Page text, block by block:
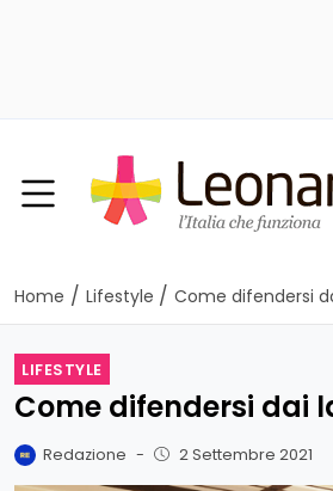
Home / Lifestyle / Come difendersi
LIFESTYLE
Come difendersi dai
Redazione - 2 Settembre 2021